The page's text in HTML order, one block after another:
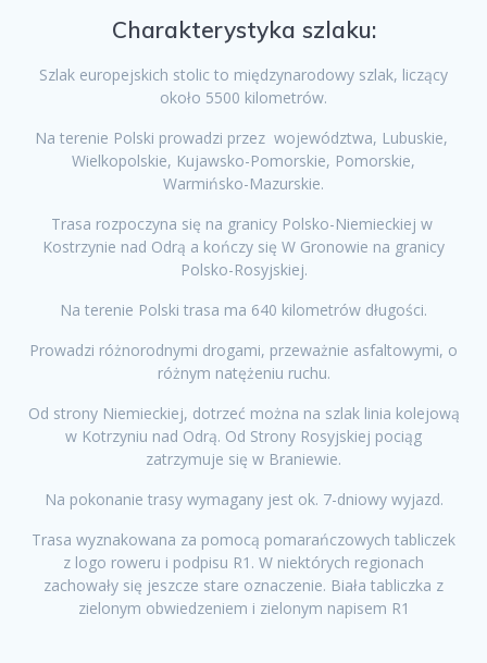
Charakterystyka szlaku:
Szlak europejskich stolic to międzynarodowy szlak, liczący
około 5500 kilometrów.
Na terenie Polski prowadzi przez województwa, Lubuskie,
Wielkopolskie, Kujawsko-Pomorskie, Pomorskie,
Warmińsko-Mazurskie.
Trasa rozpoczyna się na granicy Polsko-Niemieckiej w
Kostrzynie nad Odrą a kończy się W Gronowie na granicy
Polsko-Rosyjskiej.
Na terenie Polski trasa ma 640 kilometrów długości.
Prowadzi różnorodnymi drogami, przeważnie asfaltowymi, o
różnym natężeniu ruchu.
Od strony Niemieckiej, dotrzeć można na szlak linia kolejową
w Kotrzyniu nad Odrą. Od Strony Rosyjskiej pociąg
zatrzymuje się w Braniewie.
Na pokonanie trasy wymagany jest ok. 7-dniowy wyjazd.
Trasa wyznakowana za pomocą pomarańczowych tabliczek
z logo roweru i podpisu R1. W niektórych regionach
zachowały się jeszcze stare oznaczenie. Biała tabliczka z
zielonym obwiedzeniem i zielonym napisem R1